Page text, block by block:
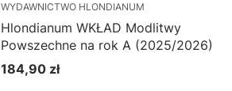
WYDAWNICTWO HLONDIANUM
Hlondianum WKŁAD Modlitwy
Powszechne na rok A (2025/2026)
Cena
184,90 zł